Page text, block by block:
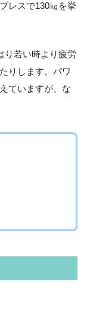
レスで130㎏を挙
り若い時より疲労
りします。パワ
ていますが、な